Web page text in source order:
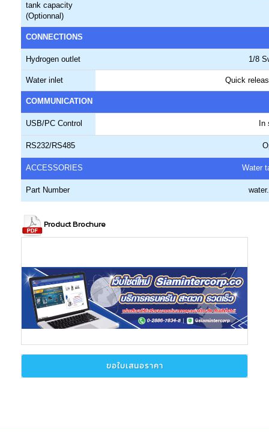
tank capacity
(Optionnal)
CONNECTIONS
Hydrogen outlet 1/8
Water inlet Quick
COMMUNICATION
USB/PC Control In
RS232/RS485
ACCESSORIES Water
Part Number
Product Brochure
ขอใบเสนอราคา